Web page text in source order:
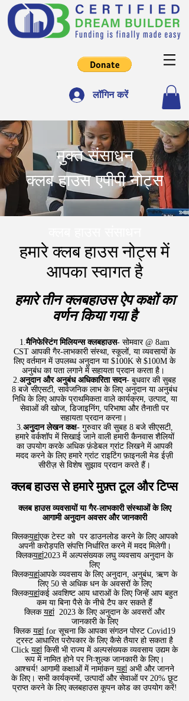
लॉगिन करें
मुक्त संसाधन
क्लब हाउस एपीपी नोट्स
हमारे क्लब हाउस नोट्स में
आपका स्वागत है
हमारे तीन क्लबहाउस ऐप कक्षों का
वर्णन किया गया है
1.मैनिफेस्टिंग मिलियन्स क्लबहाउस- सोमवार @ 8am
CST आपकी गैर-लाभकारी संस्था, स्कूलों, या व्यवसायों के
लिए वर्तमान में उपलब्ध अनुदान या $100K से $100M के
अनुबंध का पता लगाने में सहायता प्रदान करता है।
​2. अनुदान और अनुबंध अधिकारिता सदन- बुधवार की सुबह
8 बजे सीएसटी, सार्वजनिक लाभ के लिए अनुदान या अनुबंध
निधि के लिए आपके प्राथमिकता वाले कार्यक्रम, उत्पाद, या
सेवाओं की खोज, डिजाइनिंग, परिभाषा और तैनाती पर
सहायता प्रदान करना।
3. अनुदान लेखन कक्ष- गुरुवार की सुबह 8 बजे सीएसटी,
हमारे वर्कशॉप में सिखाई जाने वाली हमारी कैनवास शैलियों
का उपयोग करके अधिक फ़ंडेबल ग्रांट लिखने में आपकी
मदद करने के लिए हमारे ग्रांट राइटिंग फ़ाइनली मेड ईज़ी
सीरीज़ से विशेष सुझाव प्रदान करते हैं।
क्लब हाउस से हमारे मुफ़्त टूल और टिप्स
क्लब हाउस व्यवसायों या गैर-लाभकारी संस्थाओं के लिए
आगामी अनुदान अवसर और जानकारी
क्लिकयहांएक टेस्ट को पर डाउनलोड करने के लिए आपको
अपनी करोड़पति संपत्ति निर्धारित करने में मदद मिलेगी।
क्लिकयहां2023 में अल्पसंख्यक लघु व्यवसाय अनुदान के
लिए
क्लिकयहांआपके व्यवसाय के लिए अनुदान, अनुबंध, ऋण के
लिए 50 से अधिक धन के अवसरों के लिए
क्लिकयहांकई अवशिष्ट आय धाराओं के लिए जिन्हें आप बहुत
कम या बिना पैसे के नीचे टैप कर सकते हैं
क्लिक यहां2023 के लिए अनुदान के अवसरों और
जानकारी के लिए
क्लिक यहांfor सूचना कि आपका संगठन पोस्ट Covid19
ट्रस्ट आधारित परोपकार के लिए कैसे तैयार हो सकता है
​Click यहांकिसी भी राज्य में अल्पसंख्यक व्यवसाय उद्यम के
रूप में नामित होने पर निःशुल्क जानकारी के लिए।
​आश्चर्य! आगामी कक्षाओं में नामांकन यहांअभी और जानने
के लिए। सभी कार्यक्रमों, उत्पादों और सेवाओं पर 20% छूट
प्राप्त करने के लिए क्लबहाउस कूपन कोड का उपयोग करें!